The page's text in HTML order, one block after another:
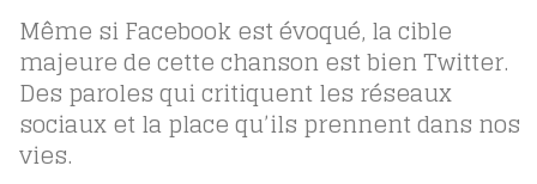
Même si Facebook est évoqué, la cible
majeure de cette chanson est bien Twitter.
Des paroles qui critiquent les réseaux
sociaux et la place qu’ils prennent dans nos
vies.